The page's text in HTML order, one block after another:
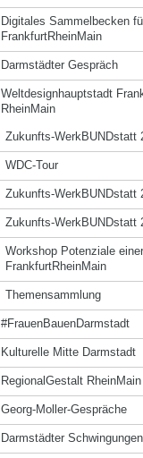
Digitales Sammelbecken
FrankfurtRheinMain
Darmstädter Gespräch
Weltdesignhauptstadt
RheinMain
Zukunfts-WerkBUNDstatt
WDC-Tour
Zukunfts-WerkBUNDstatt
Zukunfts-WerkBUNDstatt
Workshop Potenziale
FrankfurtRheinMain
Themensammlung
#FrauenBauenDarmstadt
Kulturelle Mitte Darmstadt
RegionalGestalt RheinMain
Georg-Moller-Gespräche
Darmstädter Schwingungen